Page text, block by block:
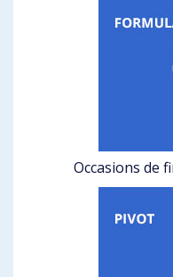
Occasions de